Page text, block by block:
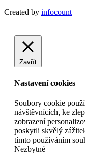
Created by infocount
Zavřít
Nastavení cookies
Soubory cookie
návštěvnících, ke
zobrazení
poskytli skvělý
tímto používáním
Nezbytné